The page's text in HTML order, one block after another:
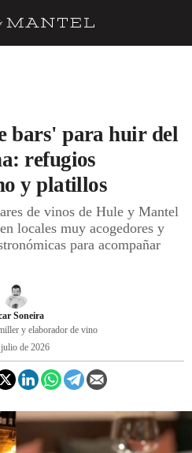
SESIÓN
bars' para huir del
refugios
y platillos
de vinos de Hule y Mantel
locales muy acogedores y
para acompañar
Soneira
y elaborador de vino
de 2026